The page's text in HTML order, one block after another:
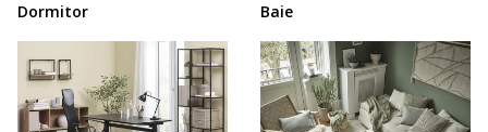
Dormitor Baie